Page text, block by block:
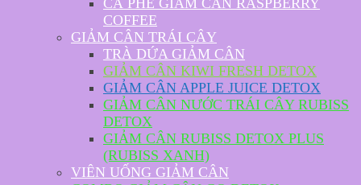
CÀ PHÊ GIẢM CÂN RASPBERRY
COFFEE
GIẢM CÂN TRÁI CÂY
TRÀ DỨA GIẢM CÂN
GIẢM CÂN KIWI FRESH DETOX
GIẢM CÂN APPLE JUICE DETOX
GIẢM CÂN NƯỚC TRÁI CÂY RUBISS
DETOX
GIẢM CÂN RUBISS DETOX PLUS
(RUBISS XANH)
VIÊN UỐNG GIẢM CÂN